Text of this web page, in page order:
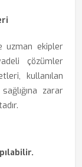
uzman ekipler
çözümler
kullanılan
zarar